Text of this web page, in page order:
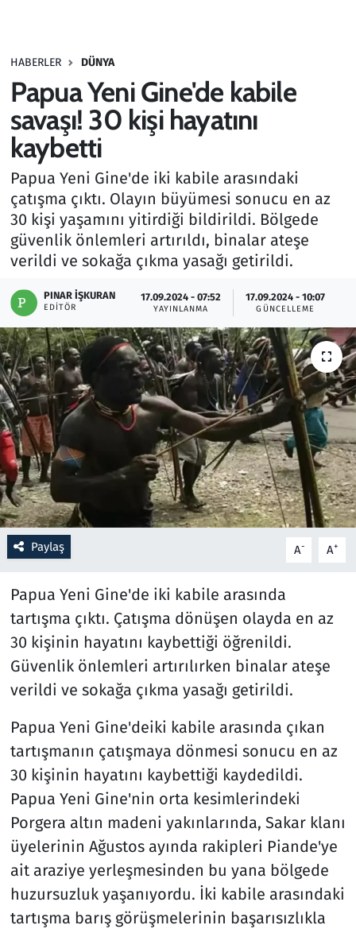
HABERLER DÜNYA
Papua Yeni Gine'de kabile
savaşı! 30 kişi hayatını
kaybetti
Papua Yeni Gine'de iki kabile arasındaki
çatışma çıktı. Olayın büyümesi sonucu en az
30 kişi yaşamını yitirdiği bildirildi. Bölgede
güvenlik önlemleri artırıldı, binalar ateşe
verildi ve sokağa çıkma yasağı getirildi.
PINAR İŞKURAN
EDITÖR
17.09.2024 - 07:52
YAYINLANMA
17.09.2024 - 10:07
GÜNCELLEME
Paylaş A- A+
Papua Yeni Gine'de iki kabile arasında
tartışma çıktı. Çatışma dönüşen olayda en az
30 kişinin hayatını kaybettiği öğrenildi.
Güvenlik önlemleri artırılırken binalar ateşe
verildi ve sokağa çıkma yasağı getirildi.
Papua Yeni Gine'deiki kabile arasında çıkan
tartışmanın çatışmaya dönmesi sonucu en az
30 kişinin hayatını kaybettiği kaydedildi.
Papua Yeni Gine'nin orta kesimlerindeki
Porgera altın madeni yakınlarında, Sakar klanı
üyelerinin Ağustos ayında rakipleri Piande'ye
ait araziye yerleşmesinden bu yana bölgede
huzursuzluk yaşanıyordu. İki kabile arasındaki
tartışma barış görüşmelerinin başarısızlıkla
Haber
Kültür Sanat
Kurumsal Haberler
Lezzet Durağı
Memur ve Kamu
Otomobil
Oyun
Ramazan
Resmi İlanlar
Rüya Tabirleri
Sağlık
Savunma Sanayi
Seçim 2023
Spor
Teknoloji ve Bilim
Televizyon